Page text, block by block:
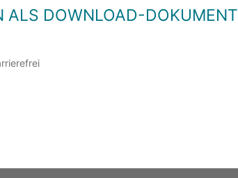
ALS DOWNLOAD-DOKUMENT